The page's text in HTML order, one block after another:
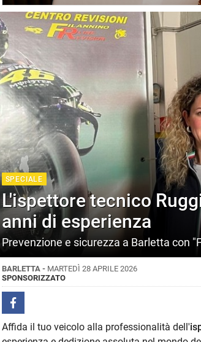
SPECIALE
L'ispettore tecnico
anni di esperienza
Prevenzione e sicurezza a Barletta con
BARLETTA - MARTEDÌ 28 APRILE 2026
SPONSORIZZATO
Affida il tuo veicolo alla professionalità dell'